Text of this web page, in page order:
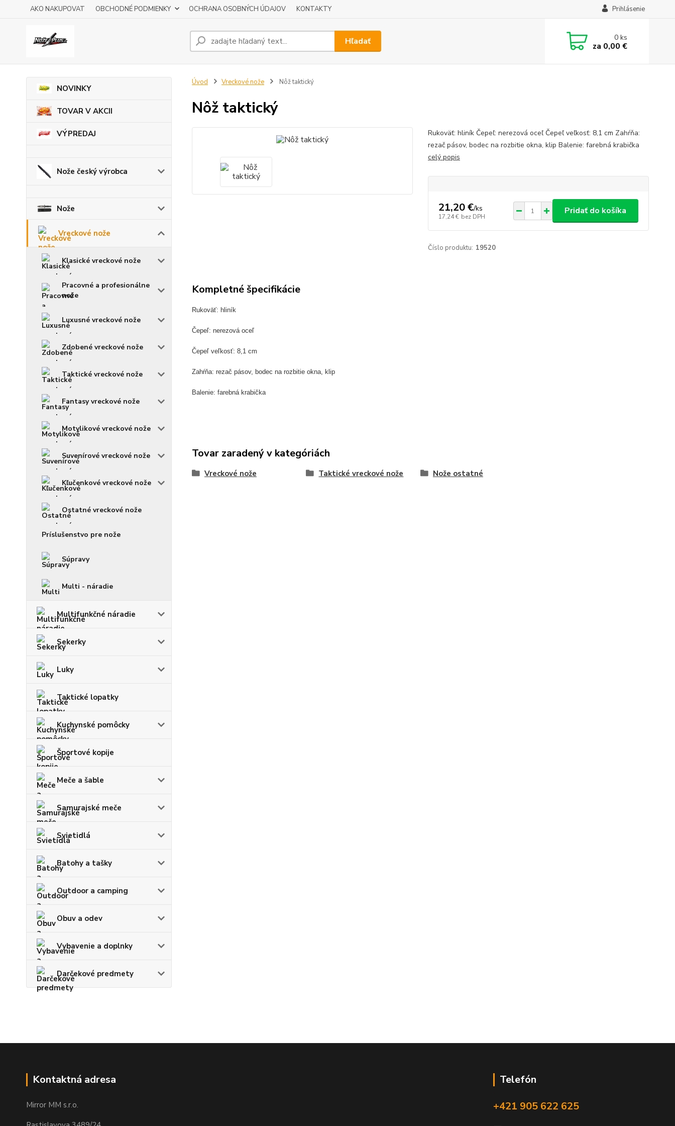
AKO NAKUPOVAT OBCHODNÉ PODMIENKY OCHRANA OSOBNÝCH ÚDAJOV KONTAKTY Prihlásenie
Hľadať 0ks
za 0,00 €
NOVINKY
TOVAR V AKCII
VÝPREDAJ
Nože český výrobca
Nože
Vreckové nože
Klasické vreckové nože
Pracovné a profesionálne
nože
Luxusné vreckové nože
Zdobené vreckové nože
Taktické vreckové nože
Fantasy vreckové nože
Motylikové vreckové nože
Suvenírové vreckové nože
Kľučenkové vreckové nože
Ostatné vreckové nože
Príslušenstvo pre nože
Súpravy
Multi - náradie
Multifunkčné náradie
Sekerky
Luky
Taktické lopatky
Kuchynské pomôcky
Športové kopije
Meče a šable
Samurajské meče
Svietidlá
Batohy a tašky
Outdoor a camping
Obuv a odev
Vybavenie a doplnky
Darčekové predmety
Úvod Vreckové nože Nôž taktický
Nôž taktický
Rukoväť: hliník Čepeľ: nerezová oceľ Čepeľ veľkosť: 8,1 cm Zahŕňa:
rezač pásov, bodec na rozbitie okna, klip Balenie: farebná krabička
celý popis
21,20 €/ks
17,24 € bez DPH
Pridať do košíka
Číslo produktu: 19520
Kompletné špecifikácie
Rukoväť: hliník
Čepeľ: nerezová oceľ
Čepeľ veľkosť: 8,1 cm
Zahŕňa: rezač pásov, bodec na rozbitie okna, klip
Balenie: farebná krabička
Tovar zaradený v kategóriách
Vreckové nože Taktické vreckové nože Nože ostatné
Kontaktná adresa
Mirror MM s.r.o.
Telefón
+421 905 622 625